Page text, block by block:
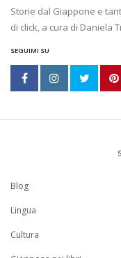
Storie dal Giappone e
di click, a cura di Daniela
SEGUIMI SU
Blog
Lingua
Cultura